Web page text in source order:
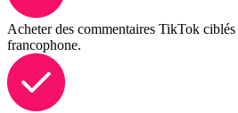
Acheter des commentaires TikTok
francophone.